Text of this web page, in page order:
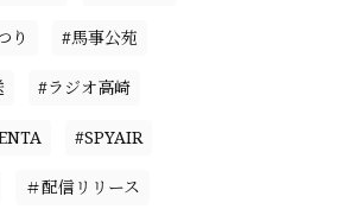
り #馬事公苑
#ラジオ高崎
#SPYAIR
＃配信リリース